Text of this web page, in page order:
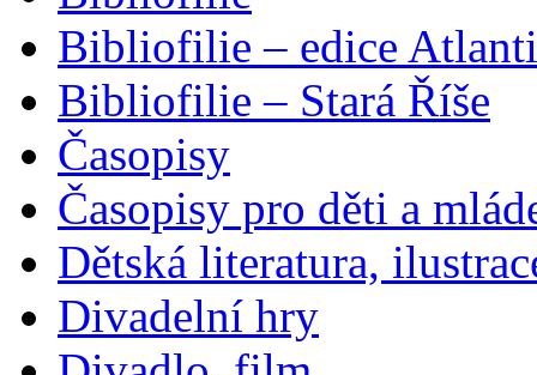
Bibliofilie – edice
Bibliofilie – Stará Říše
Časopisy
Časopisy pro děti a
Dětská literatura,
Divadelní hry